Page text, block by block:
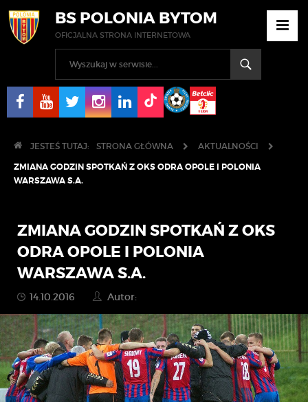
BS POLONIA BYTOM
OFICJALNA STRONA INTERNETOWA
JESTEŚ TUTAJ: STRONA GŁÓWNA AKTUALNOŚCI
ZMIANA GODZIN SPOTKAŃ Z OKS ODRA OPOLE I POLONIA
WARSZAWA S.A.
ZMIANA GODZIN SPOTKAŃ Z OKS
ODRA OPOLE I POLONIA
WARSZAWA S.A.
14.10.2016 Autor: